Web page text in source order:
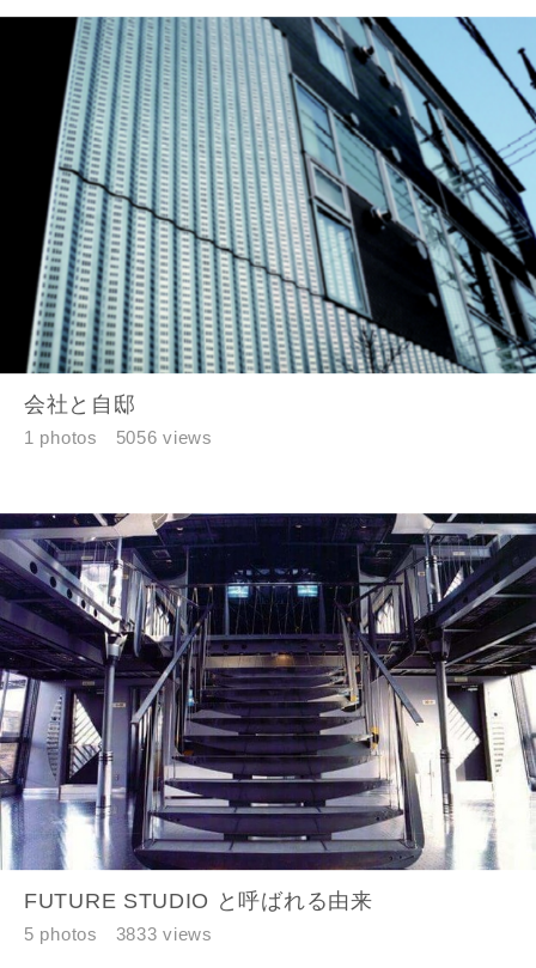
会社と自邸
1 photos 5056 views
FUTURE STUDIO と呼ばれる由来
5 photos 3833 views